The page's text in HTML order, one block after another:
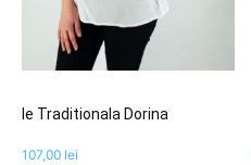
Ie Traditionala Dorina
107,00 lei